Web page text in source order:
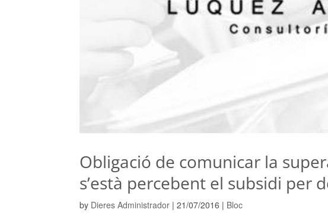
Obligació de comunicar la
s’està percebent el subsidi per
by Dieres Administrador |21/07/2016 | Bloc